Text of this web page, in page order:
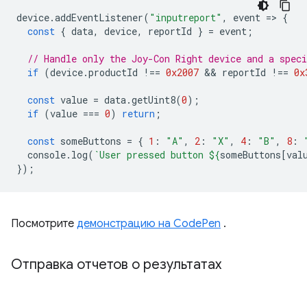
device.addEventListener( "inputreport" , event => {
const { data, device, reportId } = event ;
// Handle only the Joy-Con Right device and a
if (device.productId !== 0x2007 && reportId !==
const value = data.getUint8(0);
if (value === 0) return ;
const someButtons = { 1 : "A" , 2 : "X" , 4 : "B" , 8 :
console. log( `User pressed button ${someButtons[
});
Посмотрите демонстрацию на CodePen .
Отправка отчетов о результатах